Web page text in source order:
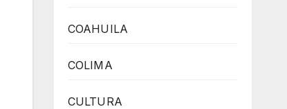
COAHUILA
COLIMA
CULTURA